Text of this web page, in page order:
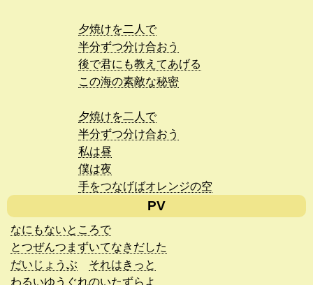
夕焼けを二人で
半分ずつ分け合おう
後で君にも教えてあげる
この海の素敵な秘密
夕焼けを二人で
半分ずつ分け合おう
私は昼
僕は夜
手をつなげばオレンジの空
PV
なにもないところで
とつぜんつまずいてなきだした
だいじょうぶ
それはきっと
わるいゆうぐれのいたずらよ